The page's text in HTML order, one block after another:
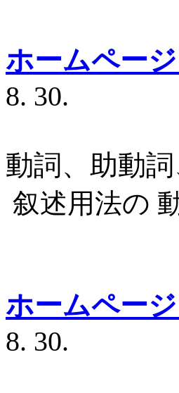
ホームペー
8. 30.
動詞、助動
叙述用法の
ホームペー
8. 30.